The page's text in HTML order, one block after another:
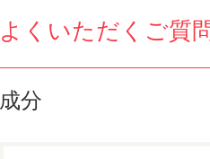
よくいただくご質
成分